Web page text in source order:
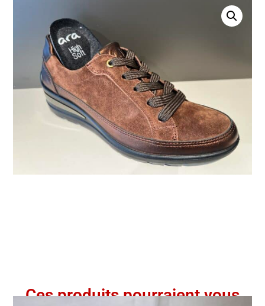
Ces produits pourraient vous